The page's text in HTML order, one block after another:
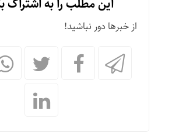
این مطلب را به اشتراک
از خبرها دور نباشید!